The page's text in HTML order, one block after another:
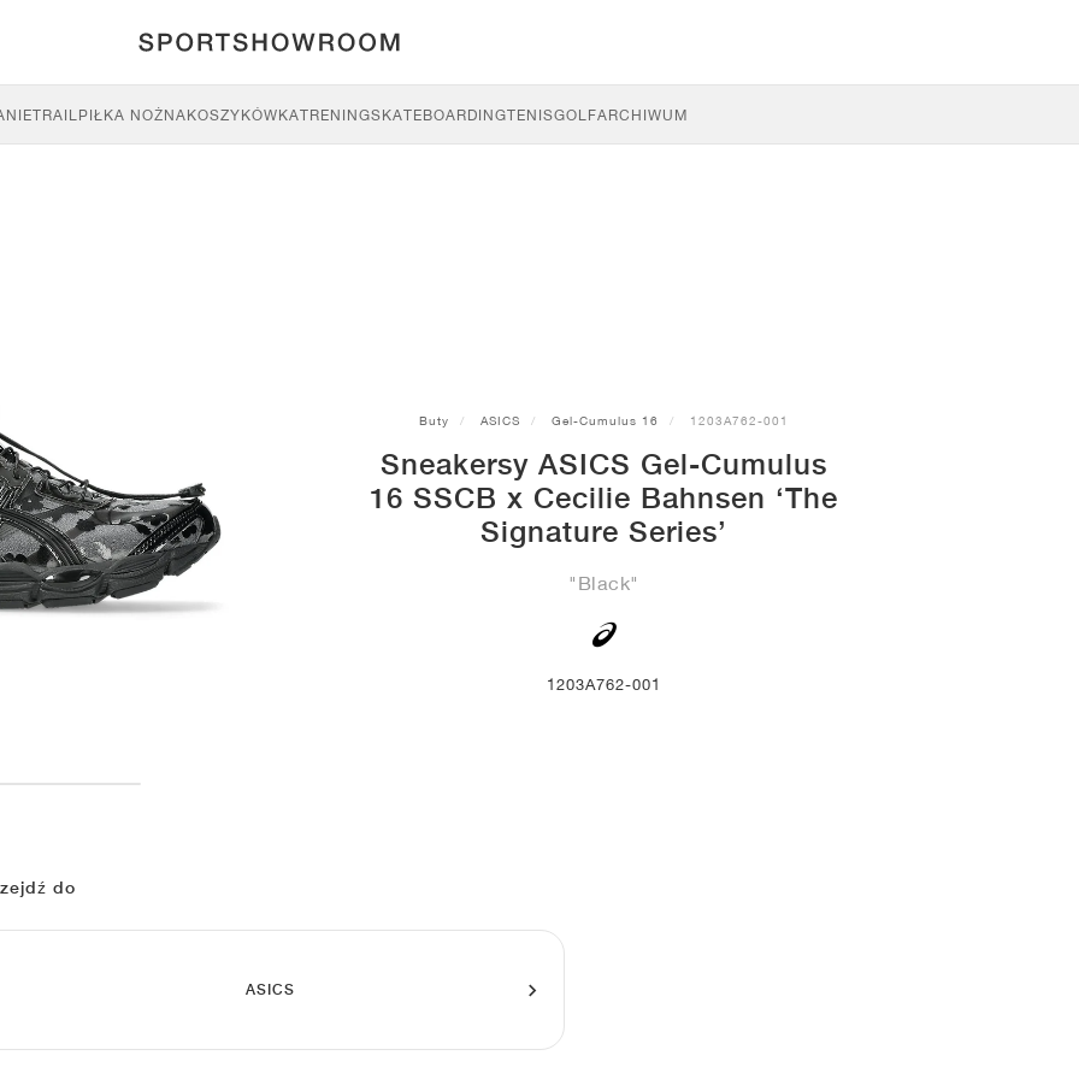
TRAILPIŁKA NOŻNAKOSZYKÓWKATRENINGSKATEBOARDINGTENISGOLFARCHIWUM
Buty ASICS Gel-Cumulus 16 1203A762-001
Sneakersy ASICS Gel-Cumulus
16 SSCB x Cecilie Bahnsen ‘The
Signature Series’
"Black"
1203A762-001
do
ASICS